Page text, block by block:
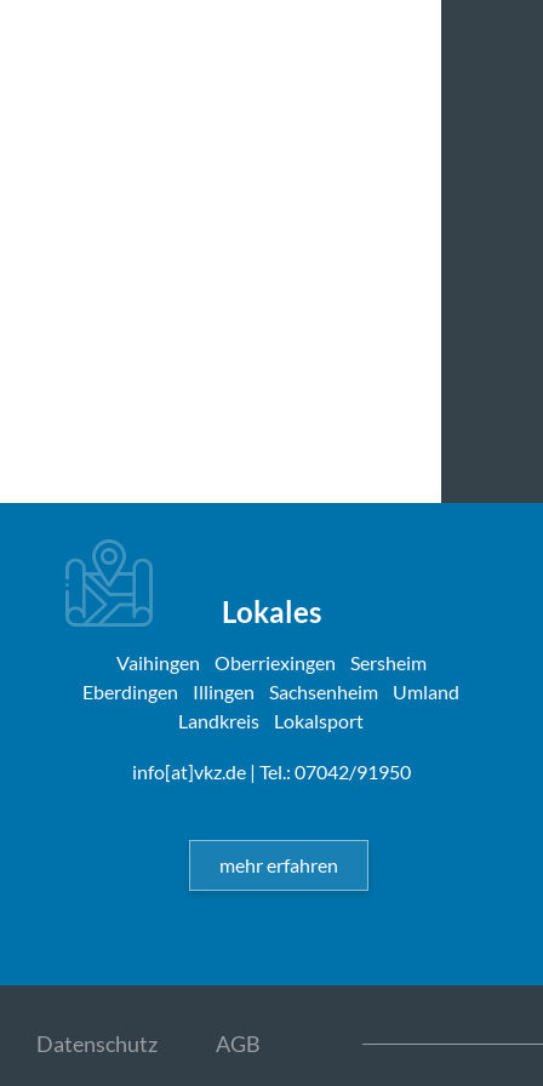
Lokales
Vaihingen Oberriexingen
Sersheim
Eberdingen
Illingen Sachsenheim
Umland
Landkreis
Lokalsport
info[at]vkz.de| Tel.: 07042/91950
mehr erfahren
Datenschutz AGB